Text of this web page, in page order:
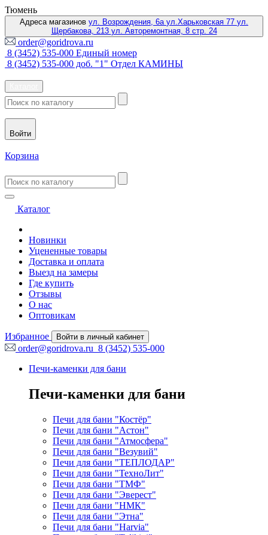
Тюмень
Адреса магазинов ул. Возрождения, 6а ул.Харьковская 77 ул.
Щербакова, 213 ул. Авторемонтная, 8 стр. 24
order@goridrova.ru
8 (3452) 535-000 Единый номер
8 (3452) 535-000 доб. "1" Отдел КАМИНЫ
Войти
Корзина
Каталог
Новинки
Уцененные товары
Доставка и оплата
Выезд на замеры
Где купить
Отзывы
О нас
Оптовикам
Избранное Войти в личный кабинет
order@goridrova.ru 8 (3452) 535-000
Печи-каменки для бани
Печи-каменки для бани
Печи для бани "Костёр"
Печи для бани "Астон"
Печи для бани "Атмосфера"
Печи для бани "Везувий"
Печи для бани "ТЕПЛОДАР"
Печи для бани "ТехноЛит"
Печи для бани "ТМФ"
Печи для бани "Эверест"
Печи для бани "НМК"
Печи для бани "Этна"
Печи для бани "Harvia"